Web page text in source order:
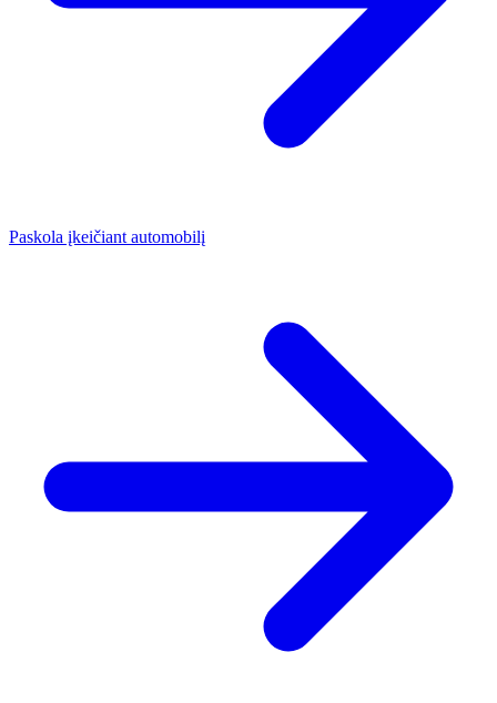
Paskola įkeičiant automobilį